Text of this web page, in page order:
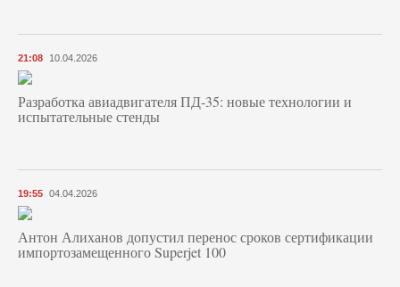
21:08 10.04.2026
Разработка авиадвигателя ПД-35: новые технологии и
испытательные стенды
19:55 04.04.2026
Антон Алиханов допустил перенос сроков сертификации
импортозамещенного Superjet 100